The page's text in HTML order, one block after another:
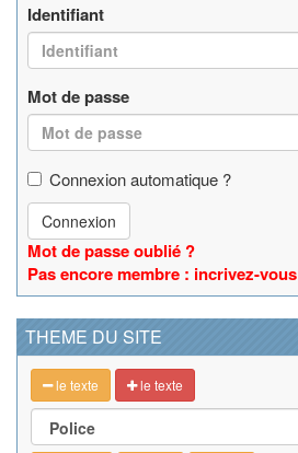
Identifiant
Mot de passe
Connexion automatique ?
Connexion
Mot de passe oublié ?
Pas encore membre : incrivez-vous
THEME DU SITE
le texte le texte